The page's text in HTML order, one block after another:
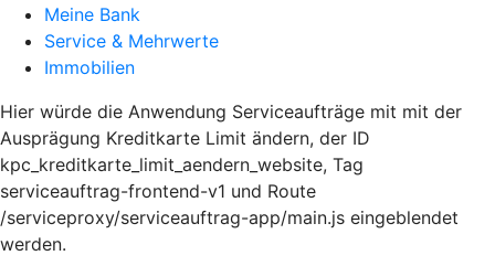
Meine Bank
Service & Mehrwerte
Immobilien
Hier würde die Anwendung Serviceaufträge mit mit der
Ausprägung Kreditkarte Limit ändern, der ID
kpc_kreditkarte_limit_aendern_website, Tag
serviceauftrag-frontend-v1 und Route
/serviceproxy/serviceauftrag-app/main.js eingeblendet
werden.